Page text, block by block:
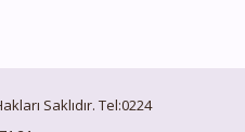
Saklıdır. Tel:0224